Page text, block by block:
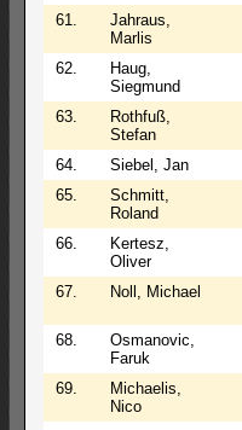
61.
Jahraus,
Marlis
62.
Haug,
Siegmund
63.
Rothfuß,
Stefan
64. Siebel, Jan
65.
Schmitt,
Roland
66.
Kertesz,
Oliver
67. Noll, Michael
68.
Osmanovic,
Faruk
69.
Michaelis,
Nico